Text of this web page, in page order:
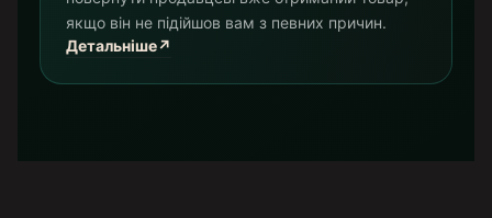
якщо він не підійшов вам з певних причин.
Детальніше↗